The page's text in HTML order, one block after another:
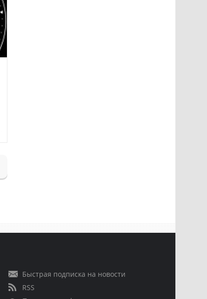
Быстрая подписка на новости
RSS